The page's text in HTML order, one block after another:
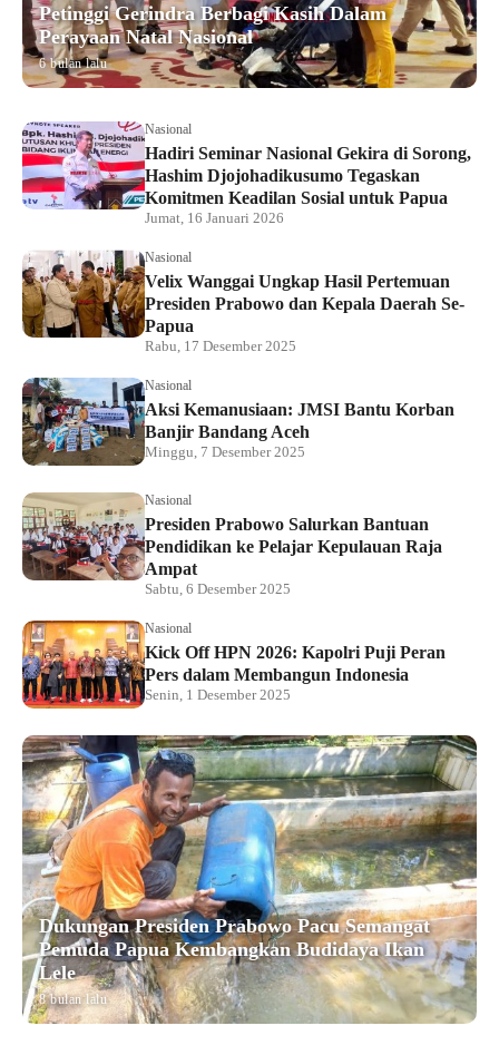
Petinggi Gerindra Berbagi Kasih Dalam
Perayaan Natal Nasional
6 bulan lalu
Nasional
Hadiri Seminar Nasional Gekira di Sorong,
Hashim Djojohadikusumo Tegaskan
Komitmen Keadilan Sosial untuk Papua
Jumat, 16 Januari 2026
Nasional
Velix Wanggai Ungkap Hasil Pertemuan
Presiden Prabowo dan Kepala Daerah Se-
Papua
Rabu, 17 Desember 2025
Nasional
Aksi Kemanusiaan: JMSI Bantu Korban
Banjir Bandang Aceh
Minggu, 7 Desember 2025
Nasional
Presiden Prabowo Salurkan Bantuan
Pendidikan ke Pelajar Kepulauan Raja
Ampat
Sabtu, 6 Desember 2025
Nasional
Kick Off HPN 2026: Kapolri Puji Peran
Pers dalam Membangun Indonesia
Senin, 1 Desember 2025
Dukungan Presiden Prabowo Pacu Semangat
Pemuda Papua Kembangkan Budidaya Ikan
Lele
8 bulan lalu